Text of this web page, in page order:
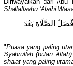
Diriwayatkan dari Abu
Shallallaahu 'Alaihi
الصَّلَاةِ بَعْدَ
"Puasa yang paling
Syahrullah (bulan
shalat yang paling